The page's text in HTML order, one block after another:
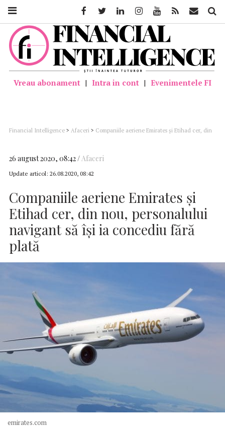
Vreau abonament | Intra in cont | Evenimentele FI
Financial Intelligence > Afaceri > Companiile aeriene Emirates şi Etihad cer, din
26 august 2020, 08:42 Afaceri
Update articol: 26.08.2020, 08:42
Companiile aeriene Emirates şi
Etihad cer, din nou, personalului
navigant să îşi ia concediu fără
plată
emirates.com
FacebookTwitter LinkedinInstagramYoutube Feed Mail